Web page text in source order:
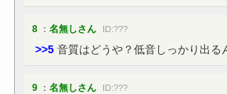
8： 名無しさん ID:???
>>5音質はどうや？低音しっかり出る
9： 名無しさん ID:???